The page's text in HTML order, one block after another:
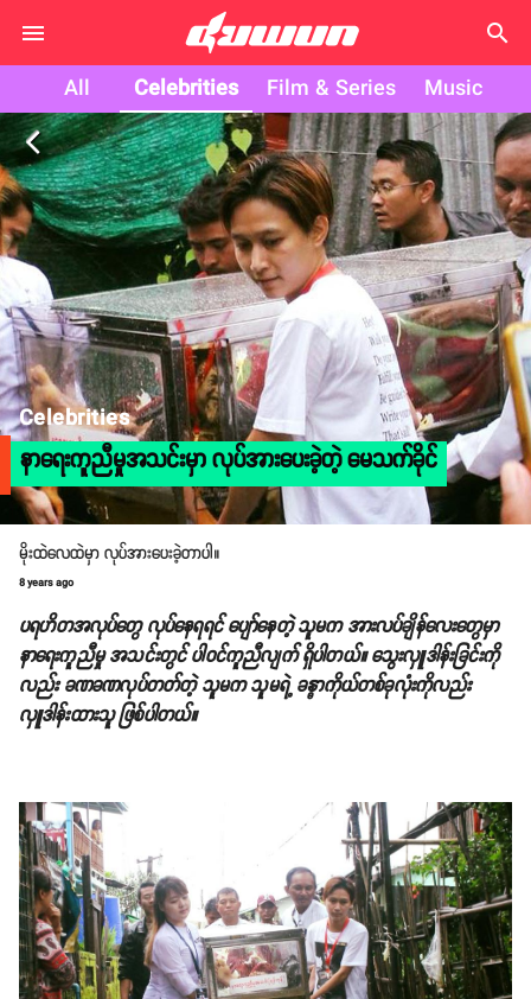
search
All Celebrities Film & Series Music
arrow_back_ios
Celebrities
နာရေးကူညီမှုအသင်းမှာ လုပ်အားပေးခဲ့တဲ့ မေသက်ခိုင်
မိုးထဲလေထဲမှာ လုပ်အားပေးခဲ့တာပါ။
8 years ago
ပရဟိတအလုပ်တွေ လုပ်နေရရင် ပျော်နေတဲ့ သူမက အားလပ်ချိန်လေးတွေမှာ
နာရေးကူညီမှု အသင်းတွင် ပါဝင်ကူညီလျက် ရှိပါတယ်။ သွေးလှူဒါန်းခြင်းကို
လည်း ခဏခဏလုပ်တတ်တဲ့ သူမက သူမရဲ့ ခန္ဓာကိုယ်တစ်ခုလုံးကိုလည်း
လှူဒါန်းထားသူ ဖြစ်ပါတယ်။